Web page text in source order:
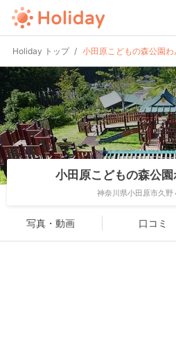
Holiday トップ 小田原こどもの森公園
小田原こどもの森公
神奈川県小田原市久野
写真・動画 口コミ